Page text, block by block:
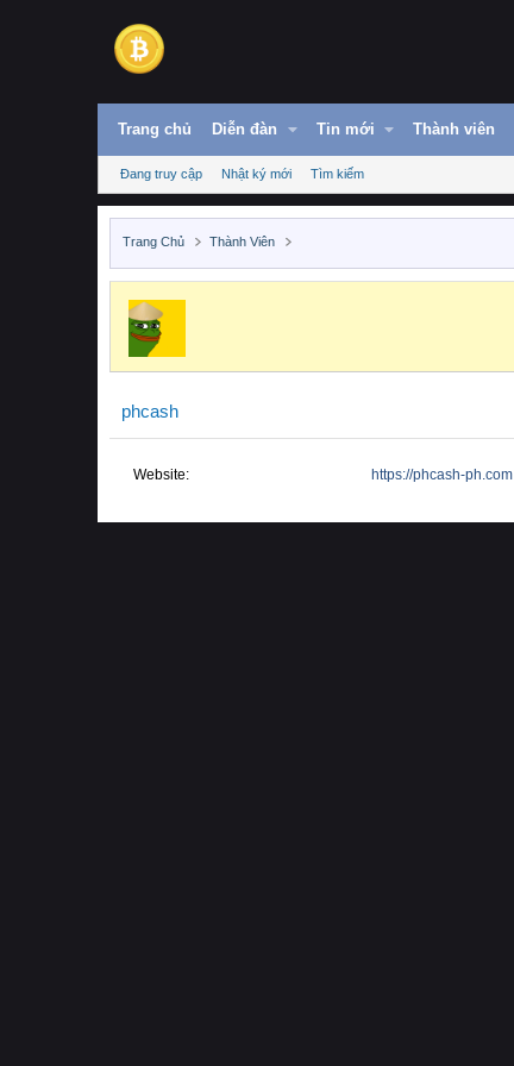
Trang chủ Diễn đàn Tin mới Thành viên
Đang truy cập Nhật ký mới Tìm kiếm
Trang Chủ Thành Viên
phcash
Website https://phcash-ph.com